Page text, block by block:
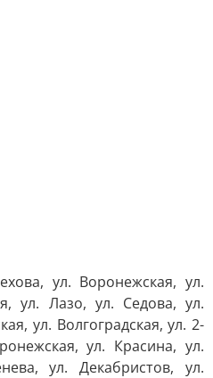
ул. Воронежская, ул.
ул. Лазо, ул. Седова, ул.
ул. Волгоградская, ул. 2-
ул. Красина, ул.
ул. Декабристов, ул.